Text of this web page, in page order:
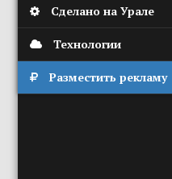
Сделано на Урале
Технологии
Разместить рекламу